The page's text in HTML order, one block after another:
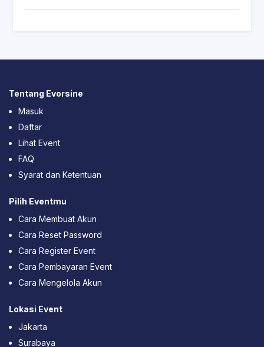
Tentang Evorsine
Masuk
Daftar
Lihat Event
FAQ
Syarat dan Ketentuan
Pilih Eventmu
Cara Membuat Akun
Cara Reset Password
Cara Register Event
Cara Pembayaran Event
Cara Mengelola Akun
Lokasi Event
Jakarta
Surabaya